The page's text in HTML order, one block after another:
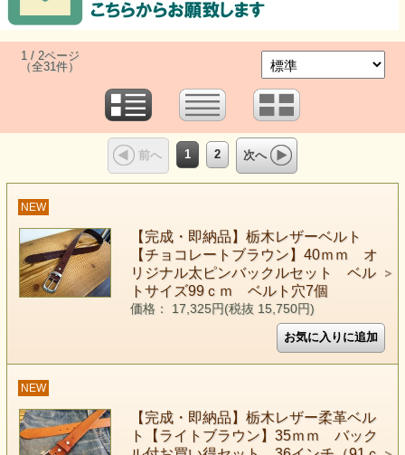
1 / 2ページ
（全31件）
前へ 1 2 次へ
NEW
【完成・即納品】栃木レザーベルト
【チョコレートブラウン】40ｍｍ オ
リジナル太ピンバックルセット ベル
トサイズ99ｃｍ ベルト穴7個
価格： 17,325円(税抜 15,750円)
NEW
【完成・即納品】栃木レザー柔革ベル
ト【ライトブラウン】35ｍｍ バック